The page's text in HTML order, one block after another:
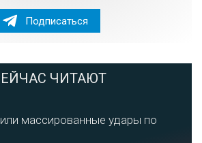
Подписаться
ЧИТАЮТ
массированные удары по